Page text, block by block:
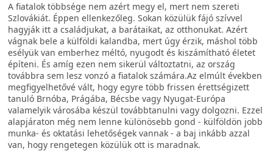
A fiatalok többsége nem azért megy el, mert nem szereti
Szlovákiát. Éppen ellenkezőleg. Sokan közülük fájó szívvel
hagyják itt a családjukat, a barátaikat, az otthonukat. Azért
vágnak bele a külföldi kalandba, mert úgy érzik, máshol több
esélyük van emberhez méltó, nyugodt és kiszámítható életet
építeni. És amíg ezen nem sikerül változtatni, az ország
továbbra sem lesz vonzó a fiatalok számára.Az elmúlt években
megfigyelhetővé vált, hogy egyre több frissen érettségizett
tanuló Brnóba, Prágába, Bécsbe vagy Nyugat-Európa
valamelyik városába készül továbbtanulni vagy dolgozni. Ezzel
alapjáraton még nem lenne különösebb gond - külföldön jobb
munka- és oktatási lehetőségek vannak - a baj inkább azzal
van, hogy rengetegen közülük ott is maradnak.